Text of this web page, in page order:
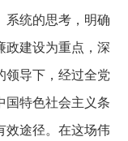
系统的思考，明确
政建设为重点，深
领导下，经过全党
国特色社会主义条
效途径。在这场伟